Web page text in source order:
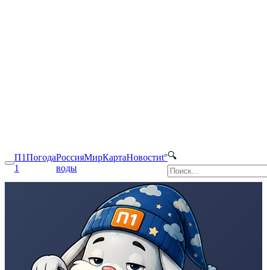
П1Погода
1
РоссияМирКартаНовостиt°
воды
🔍